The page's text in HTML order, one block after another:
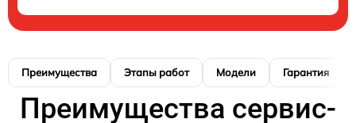
Преимущества Этапы работ Модели Гарантия
Преимущества сервис-